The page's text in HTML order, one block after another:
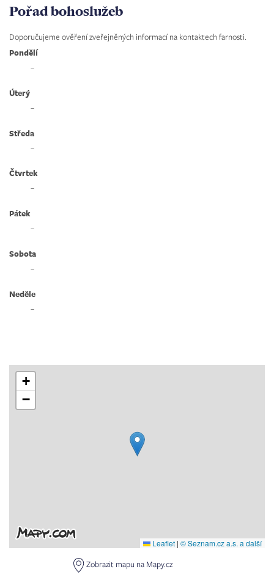
Pořad bohoslužeb
Doporučujeme ověření zveřejněných informací na kontaktech farnosti.
Pondělí
–
Úterý
–
Středa
–
Čtvrtek
–
Pátek
–
Sobota
–
Neděle
–
+
−
Leaflet | © Seznam.cz a.s. a další
Zobrazit mapu na Mapy.cz